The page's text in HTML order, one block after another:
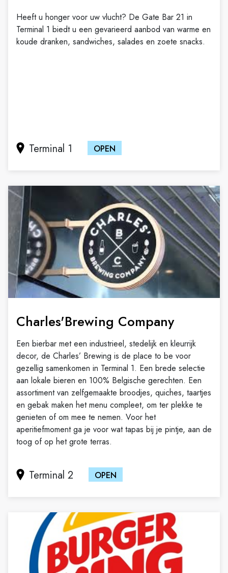
Heeft u honger voor uw vlucht? De Gate Bar 21 in
Terminal 1 biedt u een gevarieerd aanbod van warme en
koude dranken, sandwiches, salades en zoete snacks.
Terminal 1 OPEN
Charles'Brewing Company
Een bierbar met een industrieel, stedelijk en kleurrijk
decor, de Charles’ Brewing is de place to be voor
gezellig samenkomen in Terminal 1. Een brede selectie
aan lokale bieren en 100% Belgische gerechten. Een
assortiment van zelfgemaakte broodjes, quiches, taartjes
en gebak maken het menu compleet, om ter plekke te
genieten of om mee te nemen. Voor het
aperitiefmoment ga je voor wat tapas bij je pintje, aan de
toog of op het grote terras.
Terminal 2 OPEN